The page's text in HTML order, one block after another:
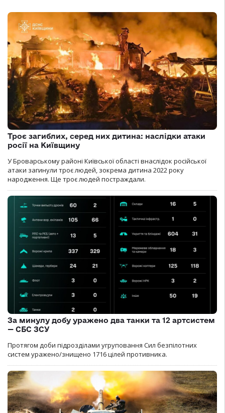
Троє загиблих, серед них дитина: наслідки атаки
росії на Київщину
У Броварському районі Київської області внаслідок російської
атаки загинули троє людей, зокрема дитина 2022 року
народження. Ще троє людей постраждали.
За минулу добу уражено два танки та 12 артсистем
— СБС ЗСУ
Протягом доби підрозділами угруповання Сил безпілотних
систем уражено/знищено 1716 цілей противника.